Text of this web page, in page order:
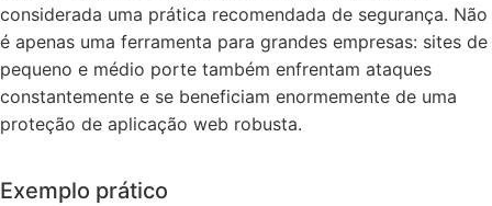
considerada uma prática recomendada de segurança. Não
é apenas uma ferramenta para grandes empresas: sites de
pequeno e médio porte também enfrentam ataques
constantemente e se beneficiam enormemente de uma
proteção de aplicação web robusta.
Exemplo prático